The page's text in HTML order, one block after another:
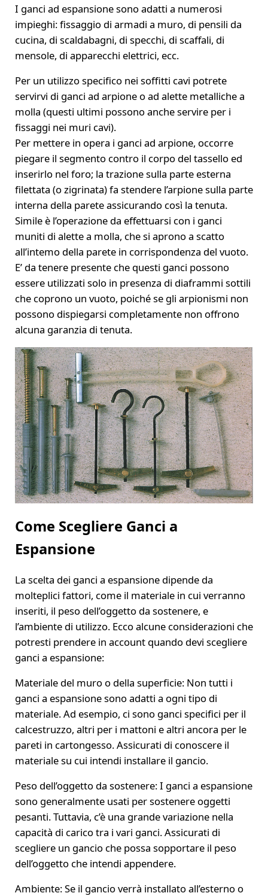
I ganci ad espansione sono adatti a numerosi
impieghi: fissaggio di armadi a muro, di pensili da
cucina, di scaldabagni, di specchi, di scaffali, di
mensole, di apparecchi elettrici, ecc.
Per un utilizzo specifico nei soffitti cavi potrete
servirvi di ganci ad arpione o ad alette metalliche a
molla (questi ultimi possono anche servire per i
fissaggi nei muri cavi).
Per mettere in opera i ganci ad arpione, occorre
piegare il segmento contro il corpo del tassello ed
inserirlo nel foro; la trazione sulla parte esterna
filettata (o zigrinata) fa stendere l’arpione sulla parte
interna della parete assicurando così la tenuta.
Simile è l’operazione da effettuarsi con i ganci
muniti di alette a molla, che si aprono a scatto
all’intemo della parete in corrispondenza del vuoto.
E’ da tenere presente che questi ganci possono
essere utilizzati solo in presenza di diaframmi sottili
che coprono un vuoto, poiché se gli arpionismi non
possono dispiegarsi completamente non offrono
alcuna garanzia di tenuta.
Come Scegliere Ganci a
Espansione
La scelta dei ganci a espansione dipende da
molteplici fattori, come il materiale in cui verranno
inseriti, il peso dell’oggetto da sostenere, e
l’ambiente di utilizzo. Ecco alcune considerazioni che
potresti prendere in account quando devi scegliere
ganci a espansione:
Materiale del muro o della superficie: Non tutti i
ganci a espansione sono adatti a ogni tipo di
materiale. Ad esempio, ci sono ganci specifici per il
calcestruzzo, altri per i mattoni e altri ancora per le
pareti in cartongesso. Assicurati di conoscere il
materiale su cui intendi installare il gancio.
Peso dell’oggetto da sostenere: I ganci a espansione
sono generalmente usati per sostenere oggetti
pesanti. Tuttavia, c’è una grande variazione nella
capacità di carico tra i vari ganci. Assicurati di
scegliere un gancio che possa sopportare il peso
dell’oggetto che intendi appendere.
Ambiente: Se il gancio verrà installato all’esterno o